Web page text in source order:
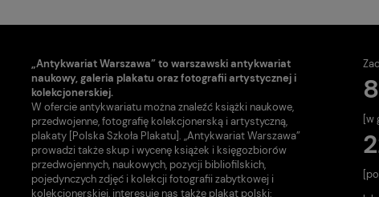
„Antykwariat Warszawa” to warszawski antykwariat
naukowy, galeria plakatu oraz fotografii artystycznej i
kolekcjonerskiej.
W ofercie antykwariatu można znaleźć książki naukowe,
przedwojenne, fotografię kolekcjonerską i artystyczną,
plakaty [Polska Szkoła Plakatu]. „Antykwariat Warszawa”
prowadzi także skup i wycenę książek i księgozbiorów
przedwojennych, naukowych, pozycji bibliofilskich,
pojedynczych zdjęć i kolekcji fotografii zabytkowej i
kolekcjonerskiej, interesuje nas także plakat polski:
[w